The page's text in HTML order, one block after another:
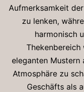
Aufmerksamkeit
zu lenken,
harmonisch
Thekenbereich
eleganten Mustern
Atmosphäre zu
Geschäfts als